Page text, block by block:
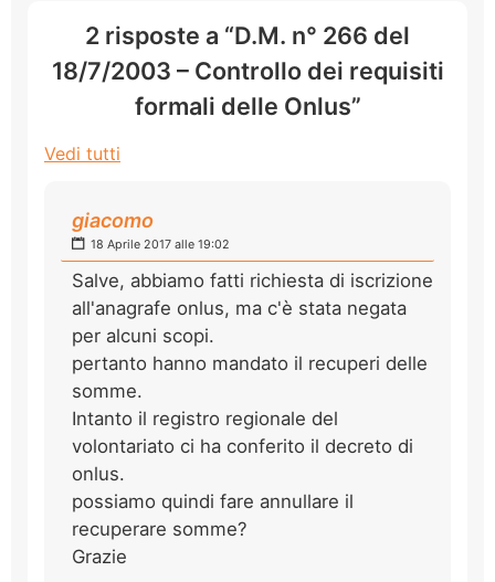
2 risposte a “D.M. n° 266 del
18/7/2003 – Controllo dei requisiti
formali delle Onlus”
Vedi tutti
giacomo
18 Aprile 2017 alle 19:02
Salve, abbiamo fatti richiesta di iscrizione
all'anagrafe onlus, ma c'è stata negata
per alcuni scopi.
pertanto hanno mandato il recuperi delle
somme.
Intanto il registro regionale del
volontariato ci ha conferito il decreto di
onlus.
possiamo quindi fare annullare il
recuperare somme?
Grazie